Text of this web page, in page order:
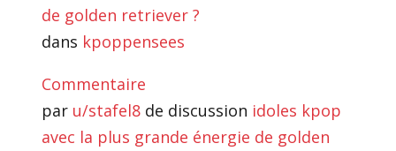
de golden retriever ?
dans kpoppensees
Commentaire
par u/stafel8de discussion idoles kpop
avec la plus grande énergie de golden